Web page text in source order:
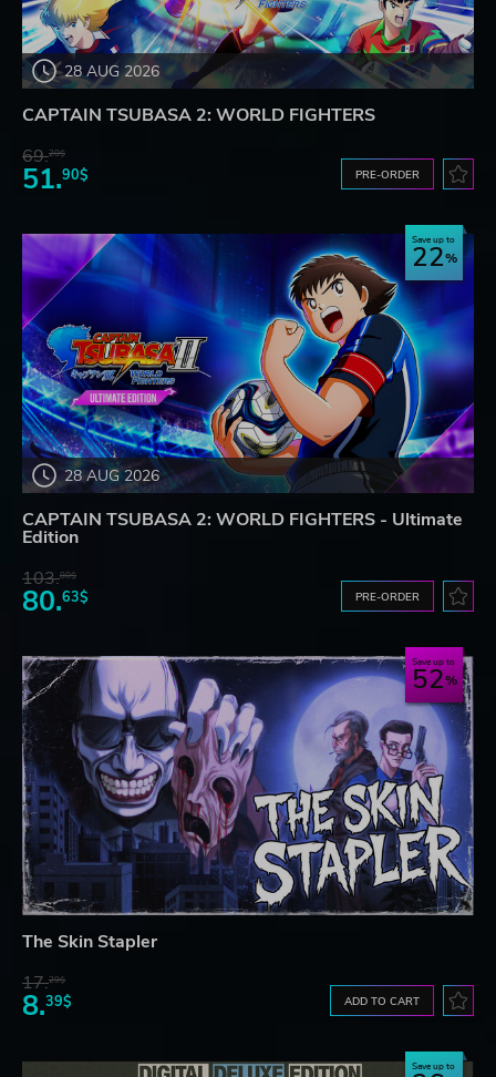
28 AUG 2026
CAPTAIN TSUBASA 2: WORLD FIGHTERS
69.20$
51.90$ PRE-ORDER
28 AUG 2026
Save up to
22
CAPTAIN TSUBASA 2: WORLD FIGHTERS - Ultimate
Edition
103.80$
80.63$ PRE-ORDER
Save up to
52
The Skin Stapler
17.29$
8.39$ ADD TO CART
Save up to